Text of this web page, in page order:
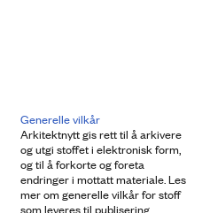
Generelle vilkår
Arkitektnytt gis rett til å arkivere
og utgi stoffet i elektronisk form,
og til å forkorte og foreta
endringer i mottatt materiale. Les
mer om generelle vilkår for stoff
som leveres til publisering.